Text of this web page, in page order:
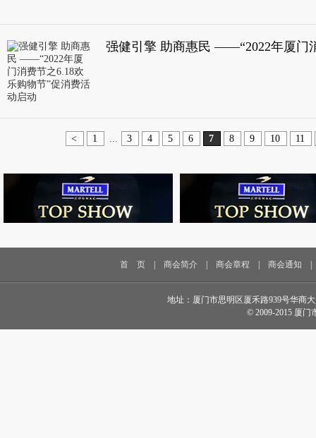
< 1 ... 3 4 5 6 7 8 9 10 11
首 页 商会简介 商会章程 商会通知
地址：厦门市思明区厦禾路939号华商大
© 2009-2015 厦